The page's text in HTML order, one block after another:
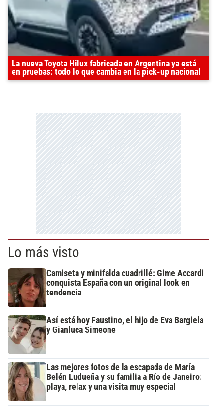
La nueva Toyota Hilux fabricada en Argentina ya está
en pruebas: todo lo que cambia en la pick-up nacional
Lo más visto
Camiseta y minifalda cuadrillé: Gime Accardi
conquista España con un original look en
tendencia
Así está hoy Faustino, el hijo de Eva Bargiela
y Gianluca Simeone
Las mejores fotos de la escapada de María
Belén Ludueña y su familia a Río de Janeiro:
playa, relax y una visita muy especial